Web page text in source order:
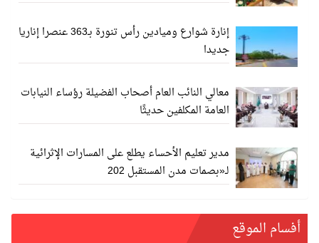
إنارة شوارع وميادين رأس تنورة بـ363 عنصرا إناريا
جديدا
معالي النائب العام أصحاب الفضيلة رؤساء النيابات
العامة المكلفين حديثًا
مدير تعليم الأحساء يطلع على المسارات الإثرائية
لـ«بصمات مدن المستقبل 202
أفسام الموقع